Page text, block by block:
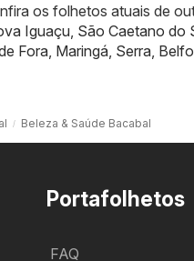
os folhetos atuais de
Iguaçu São Caetano do
Fora Maringá Serra
Beleza & Saúde Bacabal
Portafolhetos
FAQ